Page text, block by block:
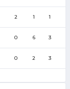
2 1 1
0 6 3
0 2 3